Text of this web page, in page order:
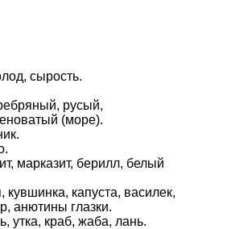
сырость.
русый,
(море).
марказит, берилл, белый
кувшинка, капуста, василек,
анютины глазки.
утка, краб, жаба, лань.